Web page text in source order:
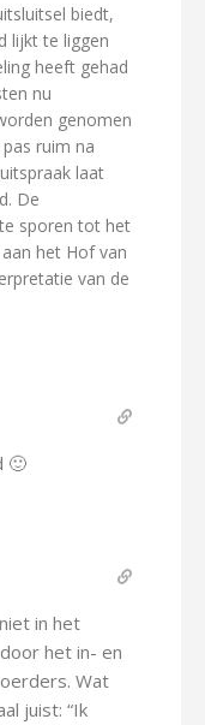
biedt,
lijkt te liggen
heeft gehad
nu
genomen
ruim na
laat
De
sporen tot het
het Hof van
van de
🙂
in het
het in- en
Wat
juist: “Ik